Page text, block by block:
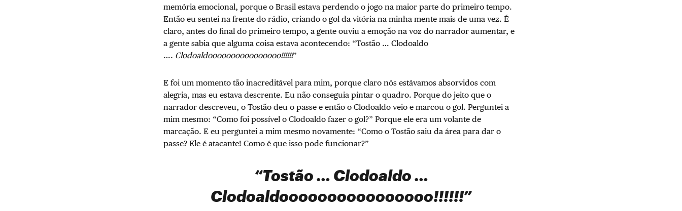
memória emocional, porque o Brasil estava perdendo o jogo na maior parte do primeiro tempo.
Então eu sentei na frente do rádio, criando o gol da vitória na minha mente mais de uma vez. É
claro, antes do final do primeiro tempo, a gente ouviu a emoção na voz do narrador aumentar, e
a gente sabia que alguma coisa estava acontecendo: “Tostão … Clodoaldo
…. Clodoaldoooooooooooooooo!!!!!!”
E foi um momento tão inacreditável para mim, porque claro nós estávamos absorvidos com
alegria, mas eu estava descrente. Eu não conseguia pintar o quadro. Porque do jeito que o
narrador descreveu, o Tostão deu o passe e então o Clodoaldo veio e marcou o gol. Perguntei a
mim mesmo: “Como foi possível o Clodoaldo fazer o gol?” Porque ele era um volante de
marcação. E eu perguntei a mim mesmo novamente: “Como o Tostão saiu da área para dar o
passe? Ele é atacante! Como é que isso pode funcionar?”
“Tostão … Clodoaldo …
Clodoaldoooooooooooooooo!!!!!!”